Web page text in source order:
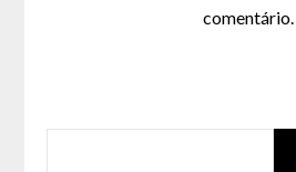
comentário.